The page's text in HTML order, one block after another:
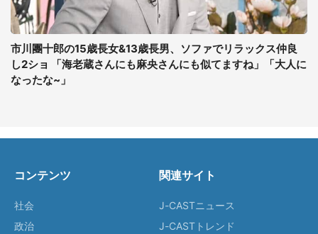
市川團十郎の15歳長女&13歳長男、ソファでリラックス仲良
し2ショ 「海老蔵さんにも麻央さんにも似てますね」「大人に
なったな~」
コンテンツ
社会
政治
関連サイト
J-CASTニュース
J-CASTトレンド